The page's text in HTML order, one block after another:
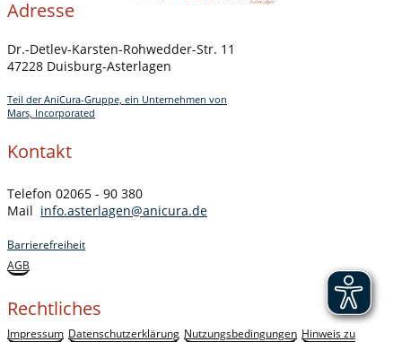
Adresse
Dr.-Detlev-Karsten-Rohwedder-Str. 11
47228 Duisburg-Asterlagen
Teil der AniCura-Gruppe, ein Unternehmen von
Mars, Incorporated
Kontakt
Telefon 02065 - 90 380
Mail info.asterlagen@anicura.de
Barrierefreiheit
AGB
Rechtliches
Impressum Datenschutzerklärung Nutzungsbedingungen Hinweis zu